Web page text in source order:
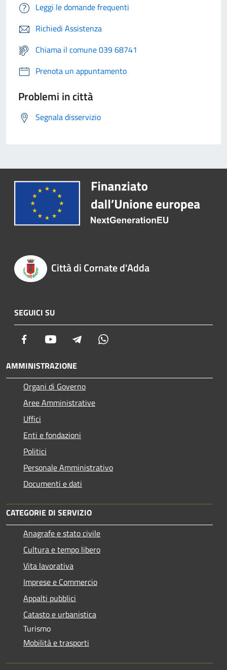
Leggi le domande frequenti
Richiedi Assistenza
Chiama il comune 039 68741
Prenota un appuntamento
Problemi in città
Segnala disservizio
Città di Cornate d'Adda
SEGUICI SU
Facebook Youtube Telegram
AMMINISTRAZIONE
Organi di Governo
Aree Amministrative
Uffici
Enti e fondazioni
Politici
Personale Amministrativo
Documenti e dati
CATEGORIE DI SERVIZIO
Anagrafe e stato civile
Cultura e tempo libero
Vita lavorativa
Imprese e Commercio
Appalti pubblici
Catasto e urbanistica
Turismo
Mobilità e trasporti